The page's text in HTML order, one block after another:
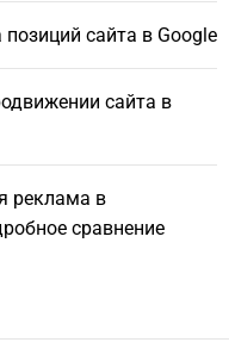
сайта в Google
сайта в
реклама в
сравнение